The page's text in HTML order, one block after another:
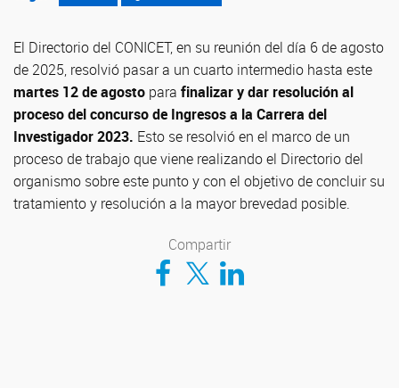
El Directorio del CONICET, en su reunión del día 6 de agosto
de 2025, resolvió pasar a un cuarto intermedio hasta este
martes 12 de agosto para finalizar y dar resolución al
proceso del concurso de Ingresos a la Carrera del
Investigador 2023. Esto se resolvió en el marco de un
proceso de trabajo que viene realizando el Directorio del
organismo sobre este punto y con el objetivo de concluir su
tratamiento y resolución a la mayor brevedad posible.
Compartir
Compartir en Facebook
Compartir en TwitterCompartir en LinkedIn